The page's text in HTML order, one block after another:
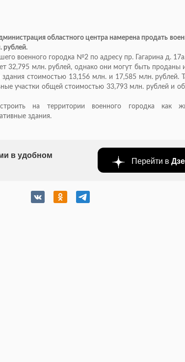
областного центра намерена продать
рублей.
военного городка №2 по адресу пр. Гагарина д.
32,795 млн. рублей, однако они могут быть проданы
стоимостью 13,156 млн. и 17,585 млн. рублей.
участки общей стоимостью 33,793 млн. рублей и
на территории военного городка как
здания.
в удобном
Перейти в